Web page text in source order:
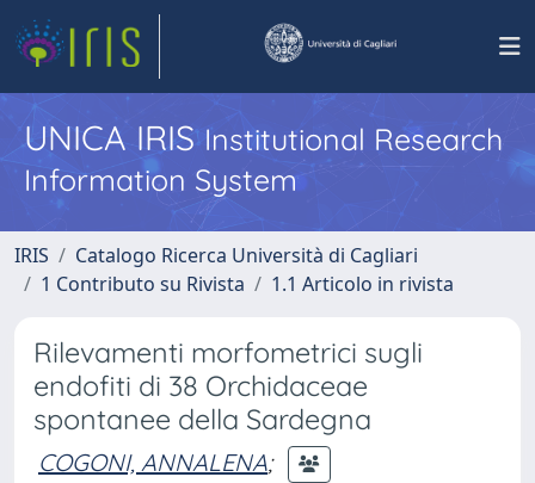
UNICA IRISInstitutional Research
Information System
IRIS
Catalogo Ricerca Università di Cagliari
1 Contributo su Rivista
1.1 Articolo in rivista
Rilevamenti morfometrici sugli
endofiti di 38 Orchidaceae
spontanee della Sardegna
COGONI, ANNALENA;